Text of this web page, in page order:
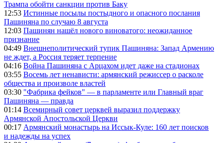
Трампа обойти санкции против Баку
12:53 Истинные посылы постыдного и опасного послания
Пашиняна по случаю 8 августа
12:03 Пашинян нашёл нового виноватого: неожиданное
признание
04:49 Внешнеполитический тупик Пашиняна: Запад Армению
не ждет, а Россия теряет терпение
04:16 Война Пашиняна с Арцахом идет даже на стадионах
03:55 Восемь лет ненависти: армянский режиссер о расколе
общества и произволе властей
03:30 "Фабрика фейков" — в парламенте или Главный враг
Пашиняна — правда
01:14 Всемирный совет церквей выразил поддержку
Армянской Апостольской Церкви
00:17 Армянский монастырь на Иссык-Куле: 160 лет поисков
и надежды на успех